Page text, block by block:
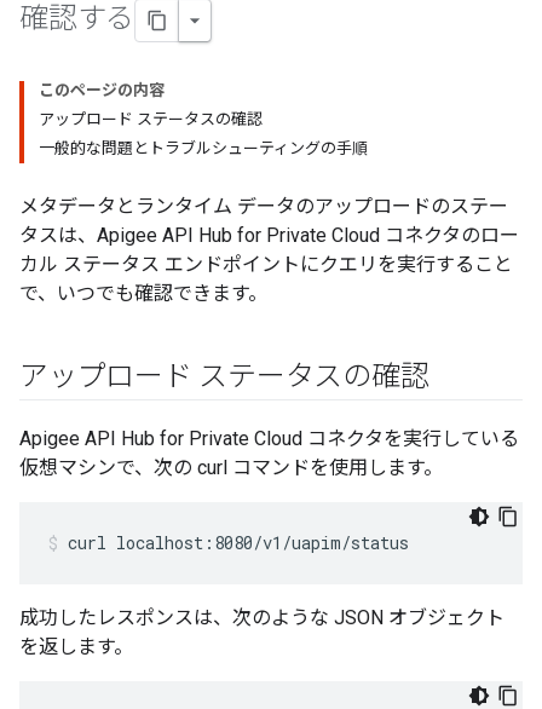
確認する
このページの内容
アップロード ステータスの確認
一般的な問題とトラブルシューティングの手順
メタデータとランタイム データのアップロードのステー
タスは、Apigee API Hub for Private Cloud コネクタのロー
カル ステータス エンドポイントにクエリを実行すること
で、いつでも確認できます。
アップロード ステータスの確認
Apigee API Hub for Private Cloud コネクタを実行している
仮想マシンで、次の curl コマンドを使用します。
curl localhost:8080/v1/uapim/status
成功したレスポンスは、次のような JSON オブジェクト
を返します。